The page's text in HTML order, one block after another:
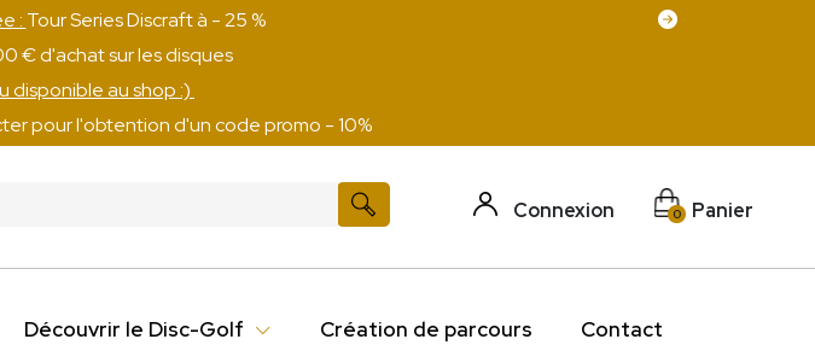
: Tour Series Discraft à - 25 %
€ d'achat sur les disques
disponible au shop :)
pour l'obtention d'un code promo - 10%
Connexion 0 Panier
Découvrir le Disc-Golf Création de parcours Contact